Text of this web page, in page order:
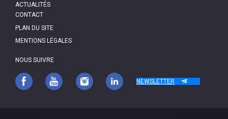
ACTUALITÉS
PIED
DE
PAGE
CONTACT
PLAN DU SITE
MENTIONS LÉGALES
NOUS SUIVRE
NEWSLETTER